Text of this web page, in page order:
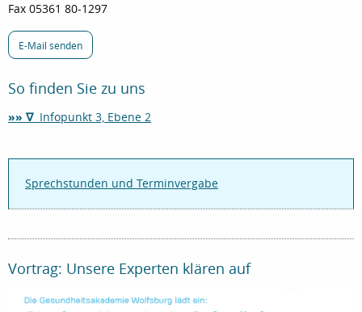
Fax 05361 80-1297
E-Mail senden
So finden Sie zu uns
»» ∇ Infopunkt 3, Ebene 2
Sprechstunden und Terminvergabe
Vortrag: Unsere Experten klären auf